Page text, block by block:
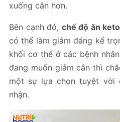
xuống cân hơn.
Bên cạnh đó, chế độ ăn keto
có thể làm giảm đáng kể
khối cơ thể ở các bệnh
đang muốn giảm cân thì
một sự lựa chọn tuyệt vời
nhận.